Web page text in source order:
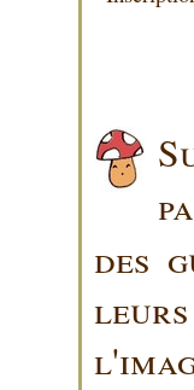
des